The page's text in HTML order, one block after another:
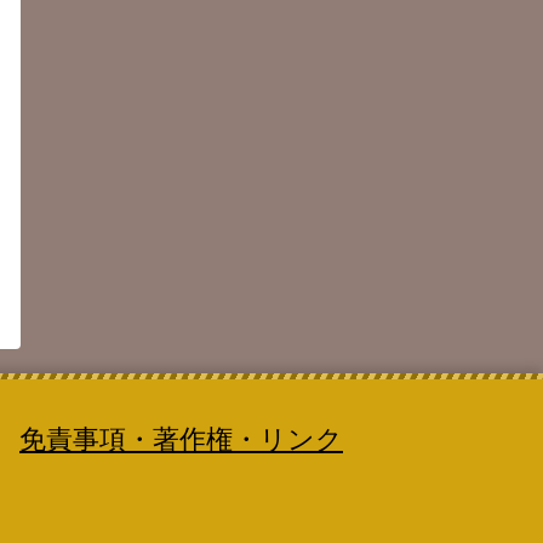
免責事項・著作権・リンク